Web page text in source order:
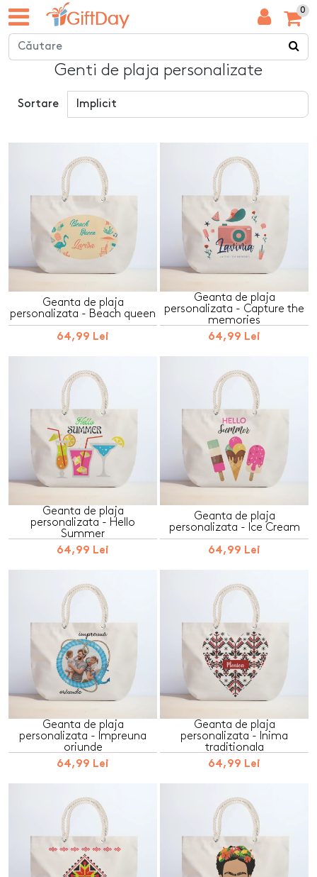
0
Genti de plaja personalizate
Sortare
Geanta de plaja
personalizata - Beach queen
64,99 Lei
Geanta de plaja
personalizata - Capture the
memories
64,99 Lei
Geanta de plaja
personalizata - Hello
Summer
64,99 Lei
Geanta de plaja
personalizata - Ice Cream
64,99 Lei
Geanta de plaja
personalizata - Impreuna
oriunde
64,99 Lei
Geanta de plaja
personalizata - Inima
traditionala
64,99 Lei